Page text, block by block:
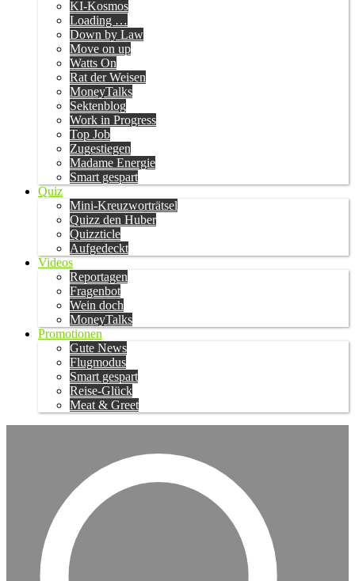
KI-Kosmos
Loading …
Down by Law
Move on up
Watts On
Rat der Weisen
MoneyTalks
Sektenblog
Work in Progress
Top Job
Zugestiegen
Madame Energie
Smart gespart
Quiz
Mini-Kreuzworträtsel
Quizz den Huber
Quizzticle
Aufgedeckt
Videos
Reportagen
Fragenbot
Wein doch
MoneyTalks
Promotionen
Gute News
Flugmodus
Smart gespart
Reise-Glück
Meat & Greet